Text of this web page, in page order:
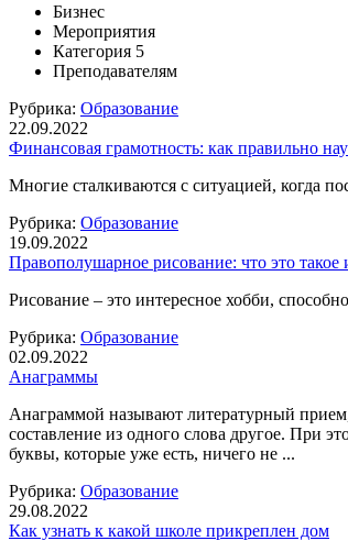
Бизнес
Мероприятия
Категория 5
Преподавателям
Рубрика: Образование
22.09.2022
Финансовая грамотность: как правильно
Многие сталкиваются с ситуацией, когда
Рубрика: Образование
19.09.2022
Правополушарное рисование: что это такое
Рисование – это интересное хобби,
Рубрика: Образование
02.09.2022
Анаграммы
Анаграммой называют литературный
составление из одного слова другое. При
буквы, которые уже есть, ничего не ...
Рубрика: Образование
29.08.2022
Как узнать к какой школе прикреплен дом